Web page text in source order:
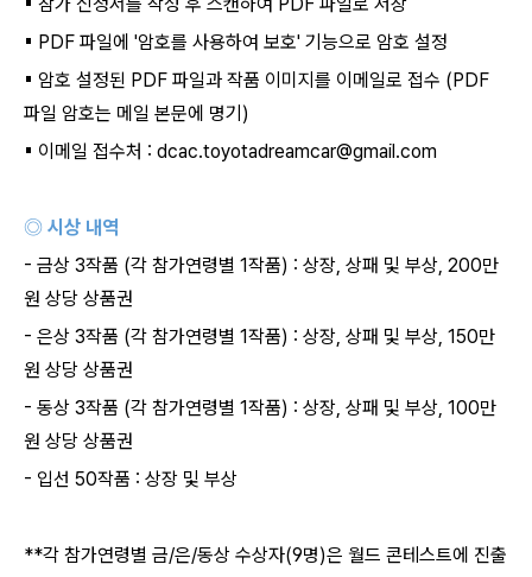
▪ PDF 파일에 '암호를 사용하여 보호' 기능으로 암호 설정
▪ 암호 설정된 PDF 파일과 작품 이미지를 이메일로 접수 (PDF
파일 암호는 메일 본문에 명기)
▪ 이메일 접수처 : dcac.toyotadreamcar@gmail.com
◎ 시상 내역
- 금상 3작품 (각 참가연령별 1작품) : 상장, 상패 및 부상, 200만
원 상당 상품권
- 은상 3작품 (각 참가연령별 1작품) : 상장, 상패 및 부상, 150만
원 상당 상품권
- 동상 3작품 (각 참가연령별 1작품) : 상장, 상패 및 부상, 100만
원 상당 상품권
- 입선 50작품 : 상장 및 부상
**각 참가연령별 금/은/동상 수상자(9명)은 월드 콘테스트에 진출